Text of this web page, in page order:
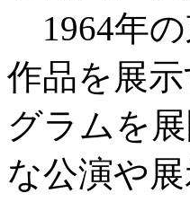
1964年の
作品を展
グラムを
な公演や